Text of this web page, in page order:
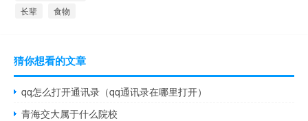
长辈 食物
猜你想看的文章
qq怎么打开通讯录（qq通讯录在哪里打开）
青海交大属于什么院校